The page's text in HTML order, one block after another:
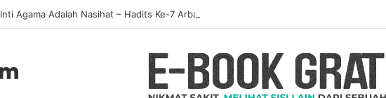
Inti Agama Adalah Nasihat – Hadits Ke-7 Arbain Nawawi